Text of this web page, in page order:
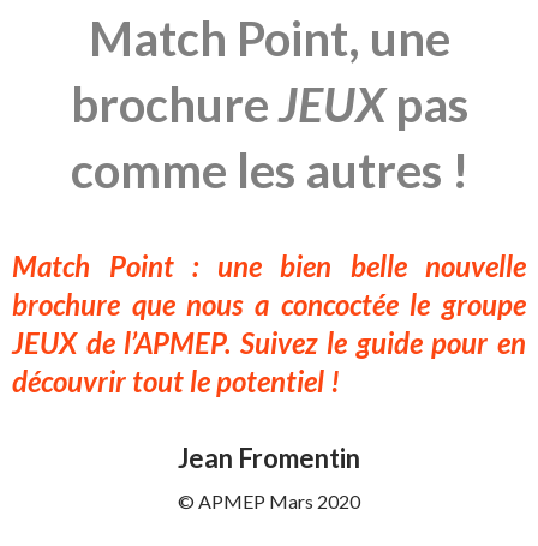
Match Point, une
brochureJEUXpas
comme les autres !
Match Point : une bien belle nouvelle
brochure que nous a concoctée le groupe
JEUX de l’APMEP. Suivez le guide pour en
découvrir tout le potentiel !
Jean Fromentin
© APMEP Mars 2020